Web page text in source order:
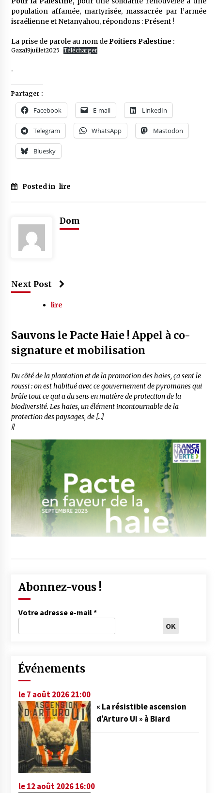
population affamée, martyrisée, massacrée par l’armée
israélienne et Netanyahou, répondons : Présent !
La prise de parole au nom dePoitiers Palestine :
Gaza19juillet2025 Télécharger
.
Partager :
Facebook E-mail LinkedIn
Telegram WhatsApp Mastodon
Bluesky
Posted in lire
Dom
Next Post
lire
Sauvons le Pacte Haie ! Appel à co-
signature et mobilisation
Du côté de la plantation et de la promotion des haies, ça sent le
roussi : on est habitué avec ce gouvernement de pyromanes qui
brûle tout ce qui a du sens en matière de protection de la
biodiversité. Les haies, un élément incontournable de la
protection des paysages, de […]
//
Abonnez-vous !
Votre adresse e-mail*
Événements
le 7 août 2026 21:00
« La résistible ascension
d’Arturo Ui » à Biard
le 12 août 2026 16:00